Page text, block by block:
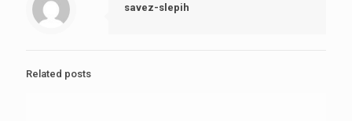
savez-slepih
Related posts